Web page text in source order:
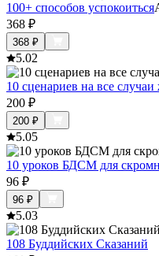
100+ способов успокоиться
368 ₽
368 ₽
5.02
10 сценариев на все
200 ₽
200 ₽
5.05
10 уроков БДСМ для
96 ₽
96 ₽
5.03
108 Буддийских Сказаний